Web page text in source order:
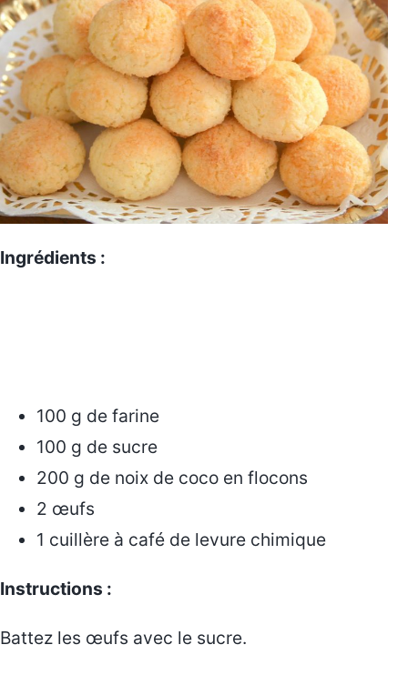
Ingrédients :
100 g de farine
100 g de sucre
200 g de noix de coco en flocons
2 œufs
1 cuillère à café de levure chimique
Instructions :
Battez les œufs avec le sucre.